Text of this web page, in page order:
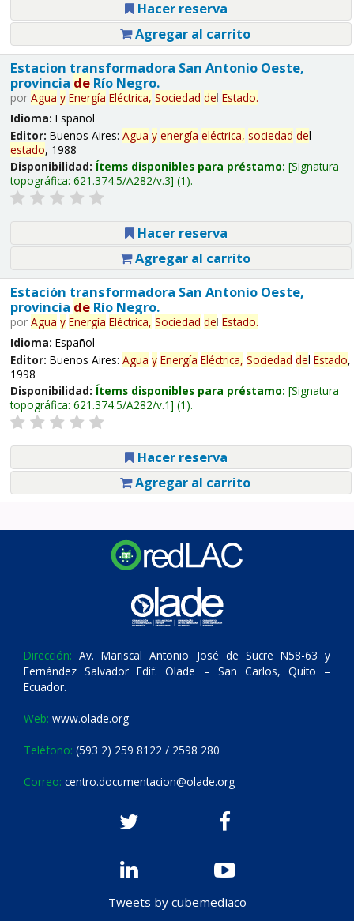
Hacer reserva
Agregar al carrito
Estacion transformadora San Antonio Oeste,
provincia deRío Negro.
por Agua y Energía Eléctrica, Sociedad del Estado.
Idioma: Español
Editor: Buenos Aires: Agua y energía eléctrica, sociedad del
estado, 1988
Disponibilidad: Ítems disponibles para préstamo: Signatura
topográfica: 621.374.5/A282/v.3 (1).
Hacer reserva
Agregar al carrito
Estación transformadora San Antonio Oeste,
provincia deRío Negro.
por Agua y Energía Eléctrica, Sociedad del Estado.
Idioma: Español
Editor: Buenos Aires: Agua y Energía Eléctrica, Sociedad del Estado,
1998
Disponibilidad: Ítems disponibles para préstamo: Signatura
topográfica: 621.374.5/A282/v.1 (1).
Hacer reserva
Agregar al carrito
Dirección: Av. Mariscal Antonio José de Sucre N58-63 y
Fernández Salvador Edif. Olade – San Carlos, Quito –
Ecuador.
Web: www.olade.org
Teléfono: (593 2) 259 8122 / 2598 280
Correo: centro.documentacion@olade.org
Tweets by cubemediaco